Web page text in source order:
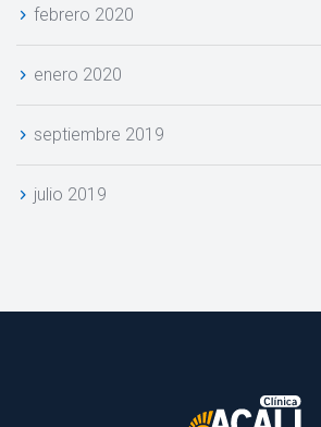
febrero 2020
enero 2020
eptiembre 2019
julio 2019